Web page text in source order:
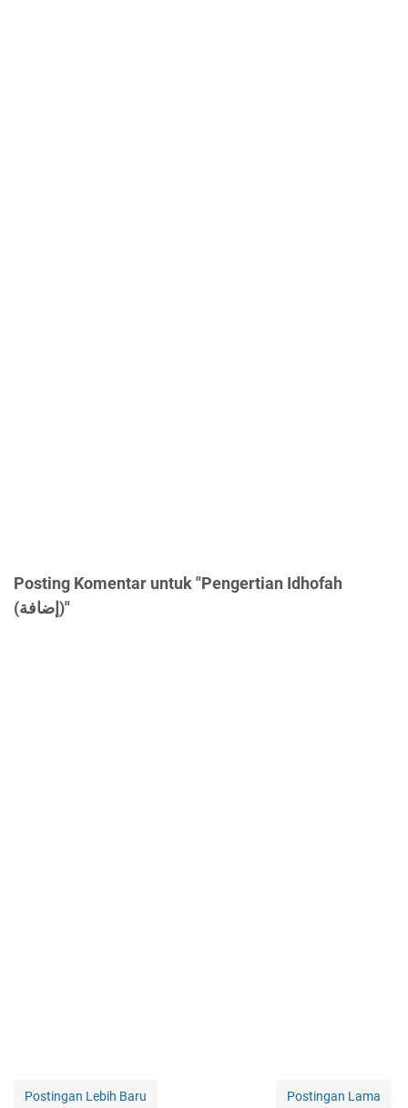
Posting Komentar untuk "Pengertian Idhofah
(إضافة)"
Postingan Lebih Baru Postingan Lama